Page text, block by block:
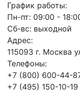
График работы:
Пн-пт: 09:00 -
Сб-вс: выходной
Адрес:
115093 г. Москва
Телефоны:
+7 (800) 600-44-
+7 (495) 150-10-19